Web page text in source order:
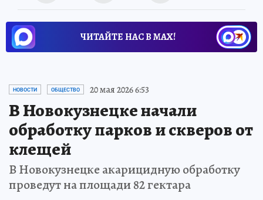
ЧИТАЙТЕ НАС В МАХ!
НОВОСТИ ОБЩЕСТВО 20 мая 2026 6:53
В Новокузнецке начали
обработку парков и скверов от
клещей
В Новокузнецке акарицидную обработку
проведут на площади 82 гектара